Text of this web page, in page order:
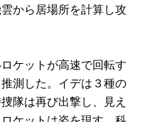
から居場所を計算し攻
ケットが高速で回転す
測した。イデは３種の
隊は再び出撃し、見え